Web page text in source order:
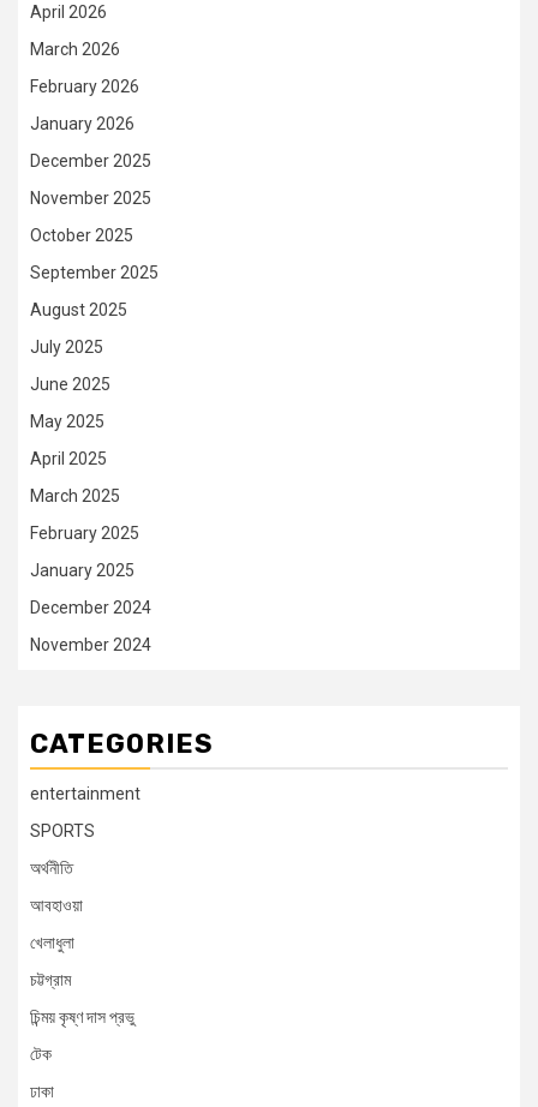
April 2026
March 2026
February 2026
January 2026
December 2025
November 2025
October 2025
September 2025
August 2025
July 2025
June 2025
May 2025
April 2025
March 2025
February 2025
January 2025
December 2024
November 2024
CATEGORIES
entertainment
SPORTS
অর্থনীতি
আবহাওয়া
খেলাধুলা
চট্টগ্রাম
চিন্ময় কৃষ্ণ দাস প্রভু
টেক
ঢাকা